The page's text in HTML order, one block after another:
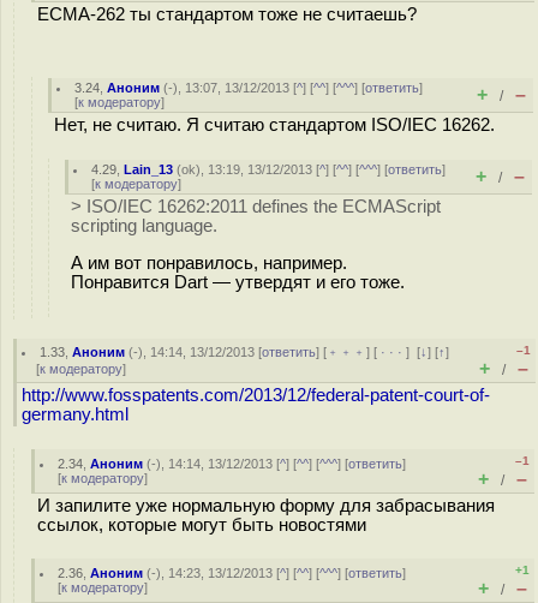
ECMA-262 ты стандартом тоже не считаешь?
3.24 ,Аноним (-), 13:07, 13/12/2013 [^] [^^] [^^^] [ответить]
[к модератору] + / –
Нет, не считаю. Я считаю стандартом ISO/IEC 16262.
4.29 ,Lain_13 (ok), 13:19, 13/12/2013 [^] [^^] [^^^] [ответить]
[к модератору] + / –
> ISO/IEC 16262:2011 defines the ECMAScript
scripting language.
А им вот понравилось, например.
Понравится Dart — утвердят и его тоже.
1.33 ,Аноним (-), 14:14, 13/12/2013 [ответить] [ ﹢﹢﹢] [ · · ·][↓] [↑]
[к модератору]
–1
+ / –
http://www.fosspatents.com/2013/12/federal-patent-court-of-
germany.html
2.34 ,Аноним (-), 14:14, 13/12/2013 [^] [^^] [^^^] [ответить]
[к модератору]
–1
+ / –
И запилите уже нормальную форму для забрасывания
ссылок, которые могут быть новостями
2.36 ,Аноним (-), 14:23, 13/12/2013 [^] [^^] [^^^] [ответить]
[к модератору]
+1
+ / –